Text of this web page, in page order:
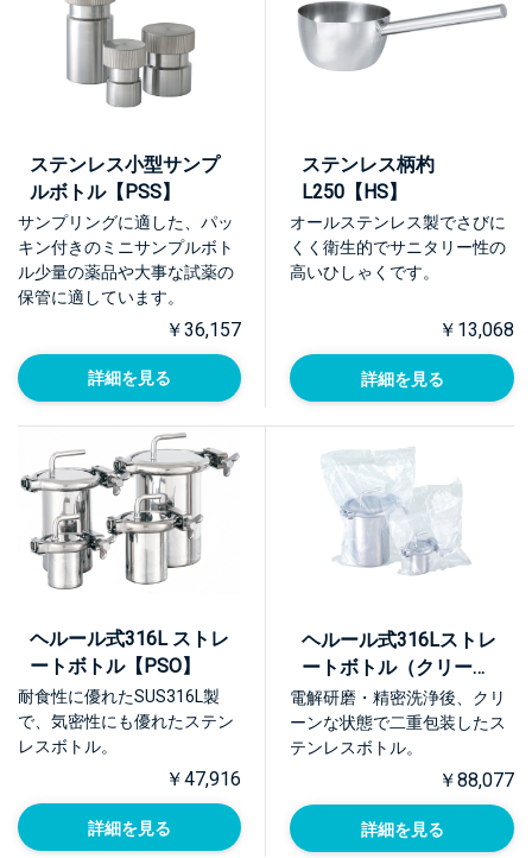
ステンレス小型サンプ
ルボトル【PSS】
サンプリングに適した、パッ
キン付きのミニサンプルボト
ル少量の薬品や大事な試薬の
保管に適しています。
￥36,157
詳細を見る
ステンレス柄杓
L250【HS】
オールステンレス製でさびに
くく衛生的でサニタリー性の
高いひしゃくです。
￥13,068
詳細を見る
ヘルール式316L ストレ
ートボトル【PSO】
耐食性に優れたSUS316L製
で、気密性にも優れたステン
レスボトル。
￥47,916
詳細を見る
ヘルール式316Lストレ
ートボトル（クリーン
パック）【PSO-CP】
電解研磨・精密洗浄後、クリ
ーンな状態で二重包装したス
テンレスボトル。
￥88,077
詳細を見る